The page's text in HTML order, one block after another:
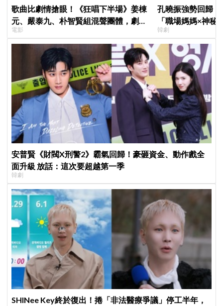
歌曲比劇情搶眼！《狂唱下半場》姜棟
元、嚴泰九、朴智賢組混聲團體，劇中
曲《Love Is》超洗腦
電影
孔曉振強勢回歸
「職場媽媽×神秘
鄭準元展開反差夫
韓劇
安普賢《財閥X刑警2》霸氣回歸！豪砸資金、動作戲全
面升級 放話：這次要超越第一季
韓劇
SHINee Key終於復出！捲「非法醫療爭議」停工半年，